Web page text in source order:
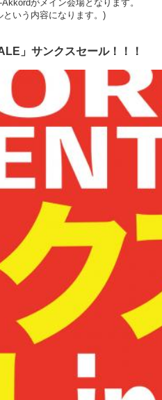
がメイン会場となります。
いう内容になります。)
」サンクスセール！！！